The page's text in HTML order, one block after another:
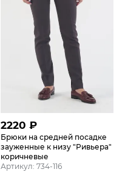
2220 ₽
Брюки на средней посадке
зауженные к низу "Ривьера"
коричневые
Артикул: 734-116